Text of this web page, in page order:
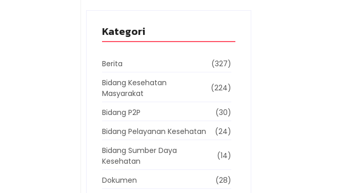
Kategori
Berita
(327)
Bidang Kesehatan
Masyarakat
(224)
Bidang P2P
(30)
Bidang Pelayanan Kesehatan
(24)
Bidang Sumber Daya
Kesehatan
(14)
Dokumen
(28)